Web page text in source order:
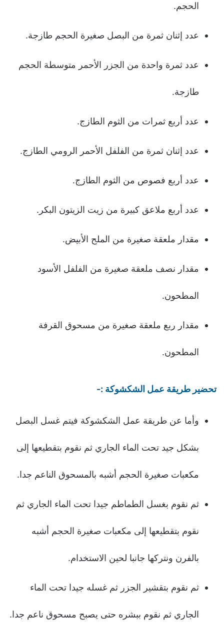
الحجم.
عدد إثنان ثمرة من البصل صغيرة الحجم طازجة.
عدد ثمرة واحدة من الجزر الأحمر متوسطة الحجم
طازجة.
عدد أربع ثمرات من الثوم الطازج.
عدد إثنان ثمرة من الفلفل الأحمر الرومي الطازج.
عدد أربع فصوص من الثوم الطازج.
عدد أربع ملاعق كبيرة من زيت الزيتون البكر.
مقدار ملعقة صغيرة من الملح الأبيض.
مقدار نصف ملعقة صغيرة من الفلفل الأسود
المطحون.
مقدار ربع ملعقة صغيرة من مسحوق القرفة
المطحون.
تحضير طريقة عمل الشكشوكة :-
وأما عن طريقة عمل الشكشوكة فيتم غسل البصل
بشكل جيد تحت الماء الجاري ثم نقوم بتقطيعها إلى
مكعبات صغيرة الحجم أشبه بالمسحوق الناعم جدا.
ثم نقوم بغسل الطماطم جيدا تحت الماء الجاري ثم
نقوم بتقطيعها إلى مكعبات صغيرة الحجم أشبه
بالفرن ونتركها جانبا لحين الاستخدام.
ثم نقوم بتقشير الجزر ثم غسله جيدا تحت الماء
الجاري ثم نقوم ببشره حتى يصبح مسحوق ناعم جدا.